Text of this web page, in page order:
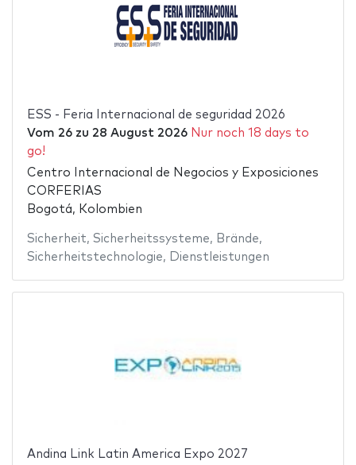
ESS - Feria Internacional de seguridad 2026
Vom 26zu 28 August 2026 Nur noch 18 days to
go!
Centro Internacional de Negocios y Exposiciones
CORFERIAS
Bogotá, Kolombien
Sicherheit, Sicherheitssysteme, Brände,
Sicherheitstechnologie, Dienstleistungen
Andina Link Latin America Expo 2027